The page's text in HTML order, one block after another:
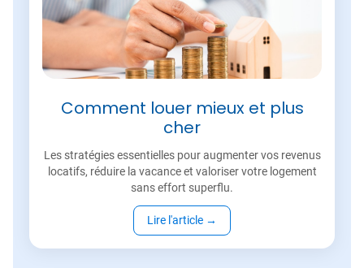
Comment louer mieux et plus
cher
Les stratégies essentielles pour augmenter vos revenus
locatifs, réduire la vacance et valoriser votre logement
sans effort superflu.
Lire l'article →